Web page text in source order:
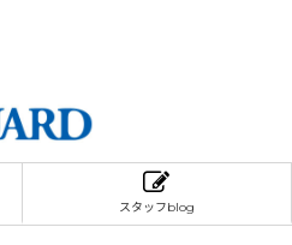
スタッフblog